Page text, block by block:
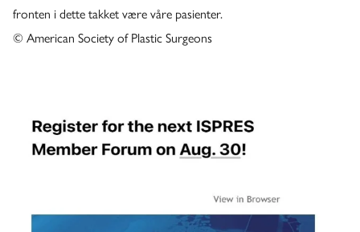
fronten i dette takket være våre pasienter.
© American Society of Plastic Surgeons